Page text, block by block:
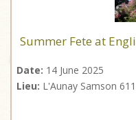
Summer Fete at
Date: 14 June 2025
Lieu: L'Aunay Samson